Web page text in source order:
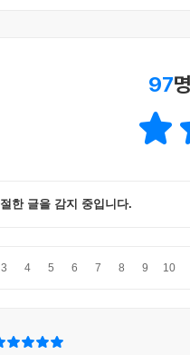
97
한 글을 감지 중입니다.
3 4 5 6 7 8 9 10